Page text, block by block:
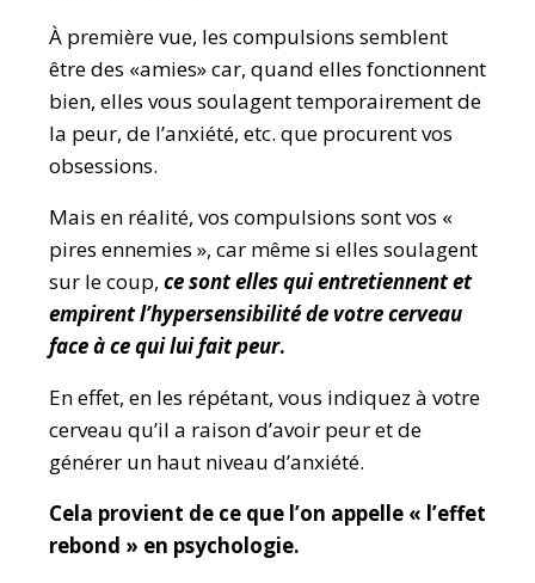
À première vue, les compulsions semblent
être des «amies» car, quand elles fonctionnent
bien, elles vous soulagent temporairement de
la peur, de l’anxiété, etc. que procurent vos
obsessions.
Mais en réalité, vos compulsions sont vos «
pires ennemies », car même si elles soulagent
sur le coup, ce sont elles qui entretiennent et
empirent l’hypersensibilité de votre cerveau
face à ce qui lui fait peur.
En effet, en les répétant, vous indiquez à votre
cerveau qu’il a raison d’avoir peur et de
générer un haut niveau d’anxiété.
Cela provient de ce que l’on appelle « l’effet
rebond » en psychologie.